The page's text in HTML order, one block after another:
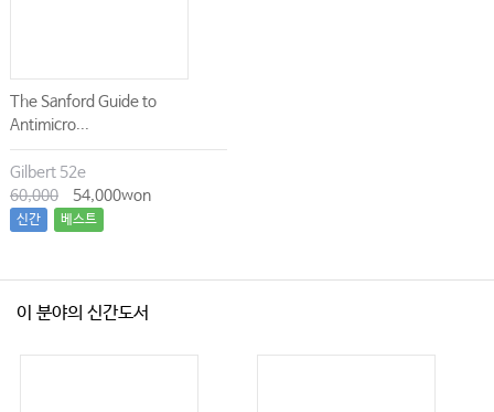
The Sanford Guide to
Antimicro...
Gilbert 52e
60,000
54,000won
신간 베스트
이 분야의 신간도서